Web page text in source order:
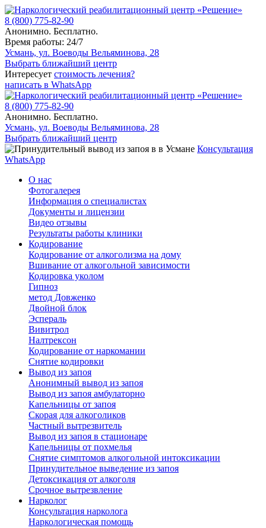
8 (800) 775-82-90
Анонимно. Бесплатно.
Время работы: 24/7
Усмань, ул. Воеводы Вельяминова, 28
Выбрать ближайший центр
Интересует стоимость лечения?
написать в WhatsApp
8 (800) 775-82-90
Анонимно. Бесплатно.
Усмань, ул. Воеводы Вельяминова, 28
Выбрать ближайший центр
Консультация
WhatsApp
О нас
Фотогалерея
Информация о специалистах
Документы и лицензии
Видео отзывы
Результаты работы клиники
Кодирование
Кодирование от алкоголизма на дому
Вшивание от алкогольной зависимости
Кодировка уколом
Гипноз
метод Довженко
Двойной блок
Эспераль
Вивитрол
Налтрексон
Кодирование от наркомании
Снятие кодировки
Вывод из запоя
Анонимный вывод из запоя
Вывод из запоя амбулаторно
Капельницы от запоя
Скорая для алкоголиков
Частный вытрезвитель
Вывод из запоя в стационаре
Капельницы от похмелья
Снятие симптомов алкогольной интоксикации
Принудительное выведение из запоя
Детоксикация от алкоголя
Срочное вытрезвление
Нарколог
Консультация нарколога
Наркологическая помощь